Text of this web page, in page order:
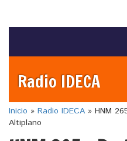
Radio IDECA
Inicio » Radio IDECA » HNM
Altiplano